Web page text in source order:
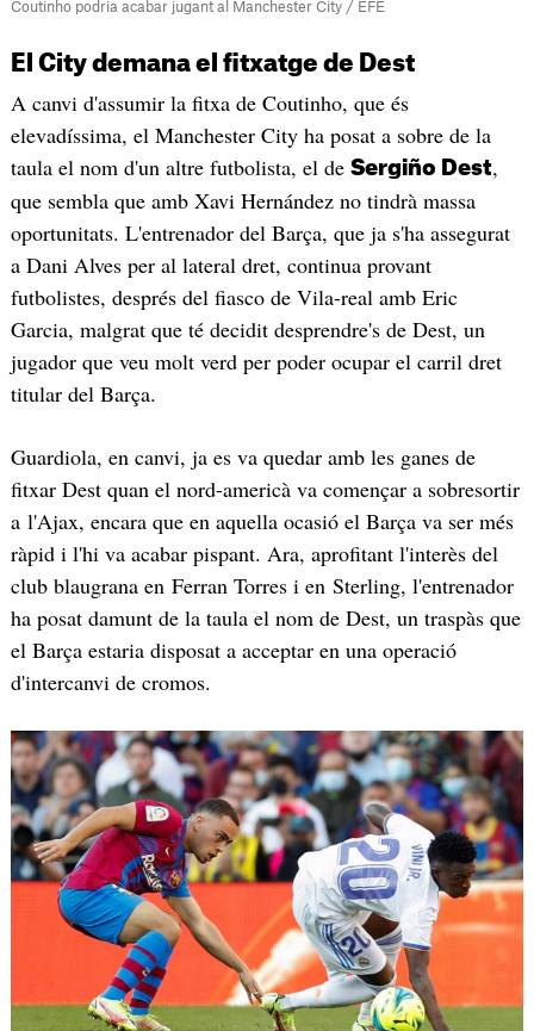
Coutinho podria acabar jugant al Manchester City / EFE
El City demana el fitxatge de Dest
A canvi d'assumir la fitxa de Coutinho, que és
elevadíssima, el Manchester City ha posat a sobre de la
taula el nom d'un altre futbolista, el de Sergiño Dest,
que sembla que amb Xavi Hernández no tindrà massa
oportunitats. L'entrenador del Barça, que ja s'ha assegurat
a Dani Alves per al lateral dret, continua provant
futbolistes, després del fiasco de Vila-real amb Eric
Garcia, malgrat que té decidit desprendre's de Dest, un
jugador que veu molt verd per poder ocupar el carril dret
titular del Barça.
Guardiola, en canvi, ja es va quedar amb les ganes de
fitxar Dest quan el nord-americà va començar a sobresortir
a l'Ajax, encara que en aquella ocasió el Barça va ser més
ràpid i l'hi va acabar pispant. Ara, aprofitant l'interès del
club blaugrana en Ferran Torres i en Sterling, l'entrenador
ha posat damunt de la taula el nom de Dest, un traspàs que
el Barça estaria disposat a acceptar en una operació
d'intercanvi de cromos.